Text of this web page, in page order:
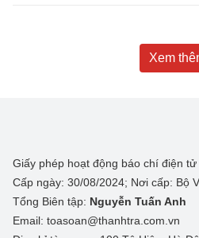
Xem
Giấy phép hoạt động báo chí điện
Cấp ngày: 30/08/2024; Nơi cấp: Bộ
Tổng Biên tập: Nguyễn Tuấn Anh
Email: toasoan@thanhtra.com.vn